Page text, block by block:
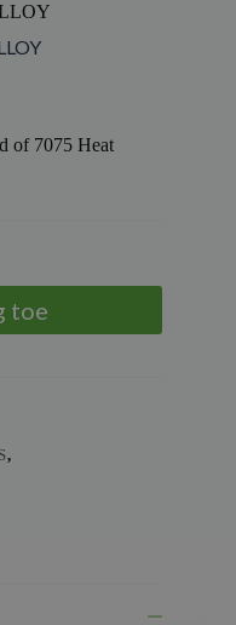
of 7075 Heat
toe
,